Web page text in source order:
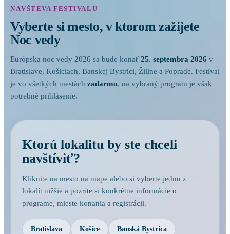
NÁVŠTEVA FESTIVALU
Vyberte si mesto, v ktorom zažijete
Noc vedy
Európska noc vedy 2026 sa bude konať 25. septembra 2026 v
Bratislave, Košiciach, Banskej Bystrici, Žiline a Poprade. Festival
je vo všetkých mestách zadarmo, na vybraný program je však
potrebné prihlásenie.
Ktorú lokalitu by ste chceli
navštíviť?
Kliknite na mesto na mape alebo si vyberte jednu z
lokalít nižšie a pozrite si konkrétne informácie o
programe, mieste konania a registrácii.
Bratislava Košice Banská Bystrica